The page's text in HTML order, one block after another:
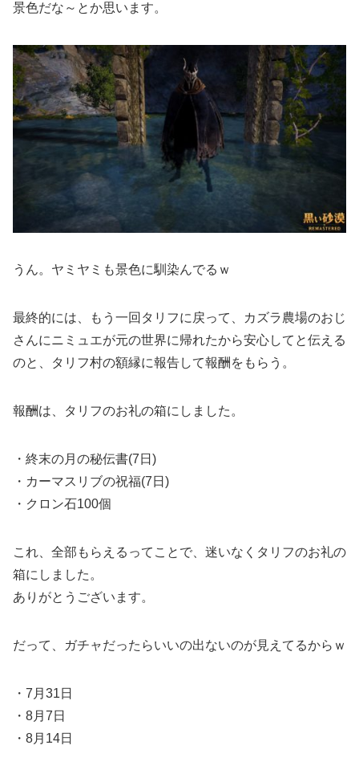
景色だな～とか思います。
うん。ヤミヤミも景色に馴染んでるｗ
最終的には、もう一回タリフに戻って、カズラ農場のおじ
さんにニミュエが元の世界に帰れたから安心してと伝える
のと、タリフ村の額縁に報告して報酬をもらう。
報酬は、タリフのお礼の箱にしました。
・終末の月の秘伝書(7日)
・カーマスリブの祝福(7日)
・クロン石100個
これ、全部もらえるってことで、迷いなくタリフのお礼の
箱にしました。
ありがとうございます。
だって、ガチャだったらいいの出ないのが見えてるからｗ
・7月31日
・8月7日
・8月14日